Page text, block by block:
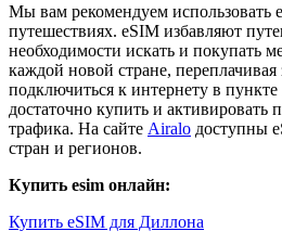
Мы вам рекомендуем использовать
путешествиях. eSIM избавляют
необходимости искать и покупать
каждой новой стране,
подключиться к интернету в пункте
достаточно купить и активировать
трафика. На сайте Airalo доступны
стран и регионов.
Купить esim онлайн:
Купить eSIM для Диллона